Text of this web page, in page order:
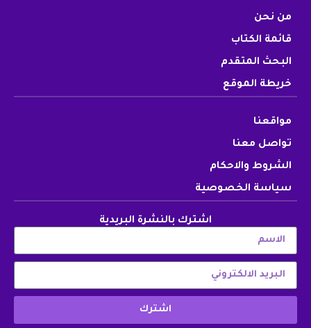
من نحن
قائمة الكتاب
البحث المتقدم
خريطة الموقع
مواقعنا
تواصل معنا
الشروط والاحكام
سياسة الخصوصية
اشترك بالنشرة البريدية
اشترك